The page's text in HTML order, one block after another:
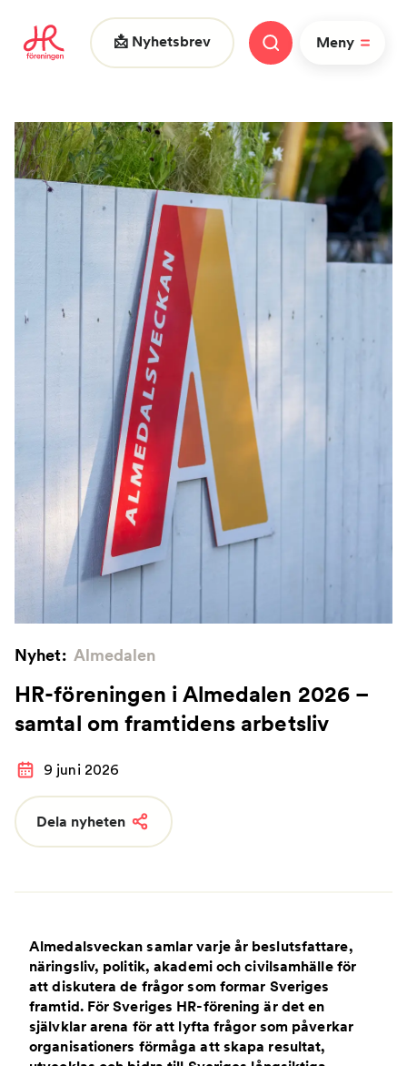
📩 Nyhetsbrev Meny
Vad letar du efter?
FAQ Nyheter Nätverk
HR dagarna
Nyhet: Almedalen
HR-föreningen i Almedalen 2026 –
samtal om framtidens arbetsliv
9 juni 2026
Dela nyheten
Almedalsveckan samlar varje år beslutsfattare,
näringsliv, politik, akademi och civilsamhälle för
att diskutera de frågor som formar Sveriges
framtid. För Sveriges HR-förening är det en
självklar arena för att lyfta frågor som påverkar
organisationers förmåga att skapa resultat,